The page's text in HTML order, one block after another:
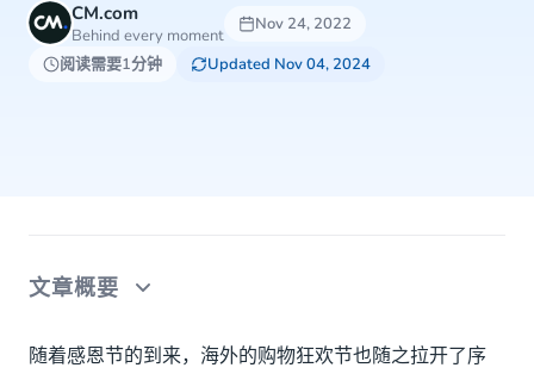
CM.com
Behind every moment
Nov 24, 2022
阅读需要1分钟
Updated Nov 04, 2024
文章概要
让流量产生效益！
随着感恩节的到来，海外的购物狂欢节也随之拉开了序